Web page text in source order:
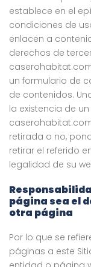
establece en el
condiciones de
enlacen a
derechos de
un formulario de
de contenidos.
la existencia de
retirada o no,
retirar el referido
legalidad de su
página sea el
otra página
Por lo que se
páginas a este